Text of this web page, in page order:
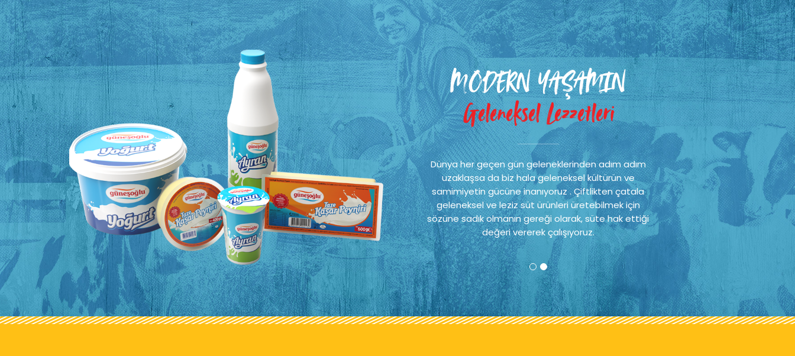
MODERN YAŞAMIN
Geleneksel Lezzetleri
Dünya her geçen gün geleneklerinden adım adım
uzaklaşsa da biz hala geleneksel kültürün ve
samimiyetin gücüne inanıyoruz . Çiftlikten çatala
geleneksel ve leziz süt ürünleri üretebilmek için
sözüne sadık olmanın gereği olarak, süte hak ettiği
değeri vererek çalışıyoruz.